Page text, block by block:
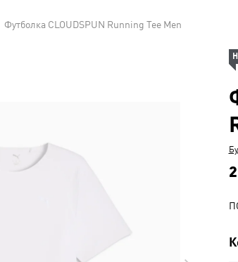
Футболка CLOUDSPUN Running Tee Men